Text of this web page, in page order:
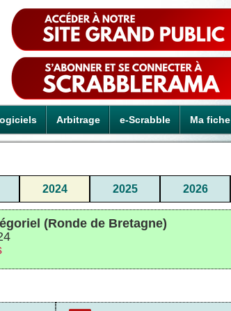
Arbitrage e-Scrabble Ma fiche
2024 2025 2026
(Ronde de Bretagne)